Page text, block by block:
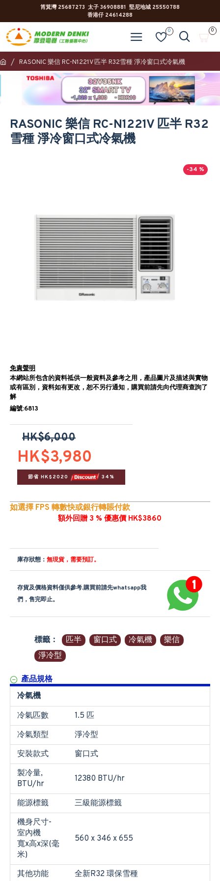
筲箕灣 25687273 太子 36908881 堅尼地城 25550788
香港仔 24614288
0 0
RASONIC 樂信 RC-N1221V 匹半 R32雪種 淨冷窗口式冷氣機
RASONIC 樂信 RC-N1221V 匹半 R32
雪種 淨冷窗口式冷氣機
-34 %
免責聲明
本網站所包含的資料祗供一般資料及參考之用，產品圖片及描述與實物
或有區別，資料如有更改，恕不另行通知，購買前請先向代理商查詢了
解
編號:6813
HK$3,980
HK$6,000
節省 HK$2020 34%
如選擇 FPS 轉數快或銀行轉賬付款
額外回贈 3 % 優惠價 HK$3860
庫存狀態： 無現貨，需要預訂。
存貨及價格資料僅供參考,購買前請先whatsapp我
們，售完即止。
標籤： 匹半 窗口式 冷氣機
樂信
淨冷型
產品規格
冷氣機
冷氣匹數
1.5 匹
冷氣類型
淨冷型
安裝款式
窗口式
製冷量,
BTU/hr
12380 BTU/hr
能源標籤
三級能源標籤
機身尺寸-
室內機
寬x高x深(毫
米)
560 x 346 x 655
其他功能 全新R32 環保雪種